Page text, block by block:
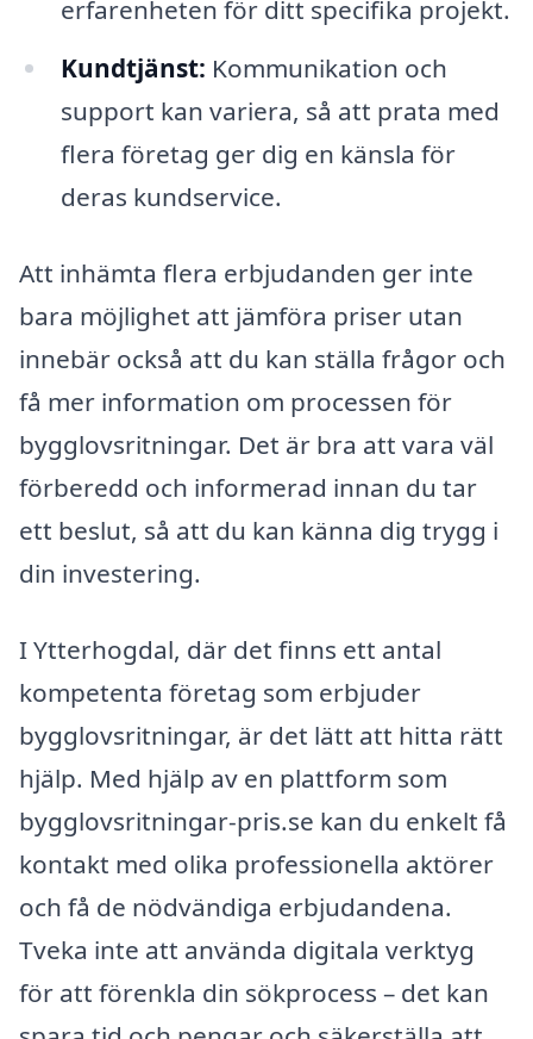
erfarenheten för ditt specifika projekt.
Kundtjänst: Kommunikation och
support kan variera, så att prata med
flera företag ger dig en känsla för
deras kundservice.
Att inhämta flera erbjudanden ger inte
bara möjlighet att jämföra priser utan
innebär också att du kan ställa frågor och
få mer information om processen för
bygglovsritningar. Det är bra att vara väl
förberedd och informerad innan du tar
ett beslut, så att du kan känna dig trygg i
din investering.
I Ytterhogdal, där det finns ett antal
kompetenta företag som erbjuder
bygglovsritningar, är det lätt att hitta rätt
hjälp. Med hjälp av en plattform som
bygglovsritningar-pris.se kan du enkelt få
kontakt med olika professionella aktörer
och få de nödvändiga erbjudandena.
Tveka inte att använda digitala verktyg
för att förenkla din sökprocess – det kan